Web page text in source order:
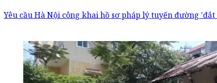
Yêu cầu Hà Nội công khai hồ sơ pháp lý tuyến đường